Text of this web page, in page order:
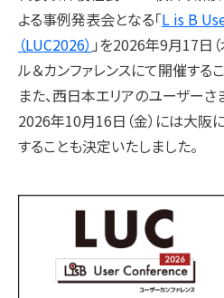
よる事例発表会となる「L is B
（LUC2026） 」を2026年9月17日
ル＆カンファレンスにて開催する
また、西日本エリアのユーザーさ
2026年10月16日（金）には大阪
することも決定いたしました。